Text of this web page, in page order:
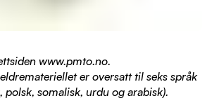
www.pmto.no.
er oversatt til seks språk
polsk, somalisk, urdu og arabisk).